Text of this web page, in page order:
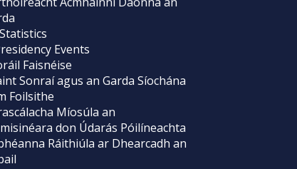
Events
Faisnéise
Sonraí agus an Garda Síochána
Foilsithe
Míosúla an
don Údarás Póilíneachta
Ráithiúla ar Dhearcadh an